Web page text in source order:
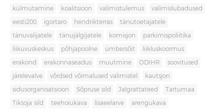
külmutamine koalitsioon valimistulemus valimislubadused
eesti200 igortaro hendrikterras tänutoetajatele
tänuvalijatele tänujälgijatele komisjon parkimispoliitika
liikuvuskeskus põhjapoolne ümbersõit liikluskoormus
erakond erakonnaseadus muutmine ODIHR soovitused
järelevalve võrdsed võimalused valimistel kautsjon
sidusorganisatsioon Sõpruse sild Jalgrattateed Tartumaa
Tiksoja sild teehoiukava lisaeelarve arengukava